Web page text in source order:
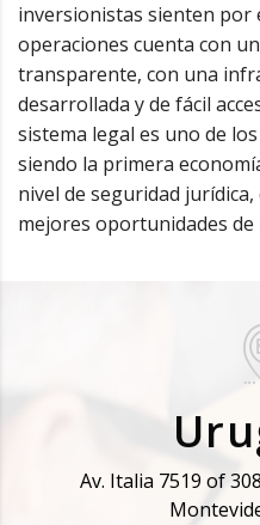
inversionistas sienten por
operaciones cuenta con
transparente, con una
desarrollada y de fácil
sistema legal es uno de
siendo la primera
nivel de seguridad
mejores oportunidades de
Av. Italia 7519 of